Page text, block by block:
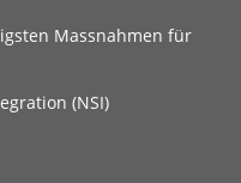
Massnahmen für
(NSI)